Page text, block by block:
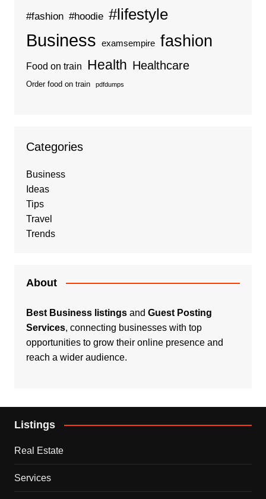
#fashion #hoodie #lifestyle
Business examsempire fashion
Food on train Health Healthcare
Order food on train pdfdumps
Categories
Business
Ideas
Tips
Travel
Trends
About
Best Business listingsand Guest Posting
Services, connecting businesses with top
opportunities to grow their online presence and
reach a wider audience.
Listings
Real Estate
Services